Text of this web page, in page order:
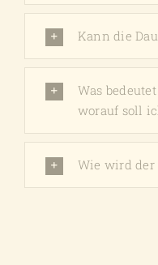
Kann die
Was
worauf soll
Wie wird der